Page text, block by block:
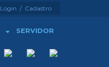
Login / Cadastro
SERVIDOR